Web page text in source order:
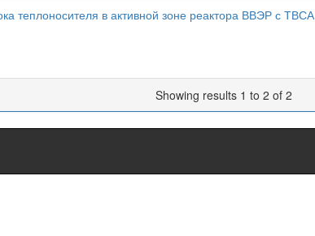
теплоносителя в активной зоне реактора ВВЭР с ТВСА
Showing results 1 to 2 of 2